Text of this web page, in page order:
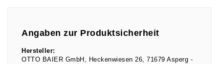
Angaben zur Produktsicherheit
Hersteller:
OTTO BAIER GmbH
Heckenwiesen 26 71679 Asperg